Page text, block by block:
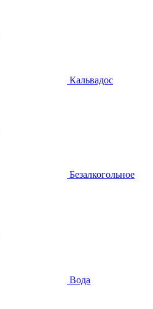
Кальвадос
Безалкогольное
Вода